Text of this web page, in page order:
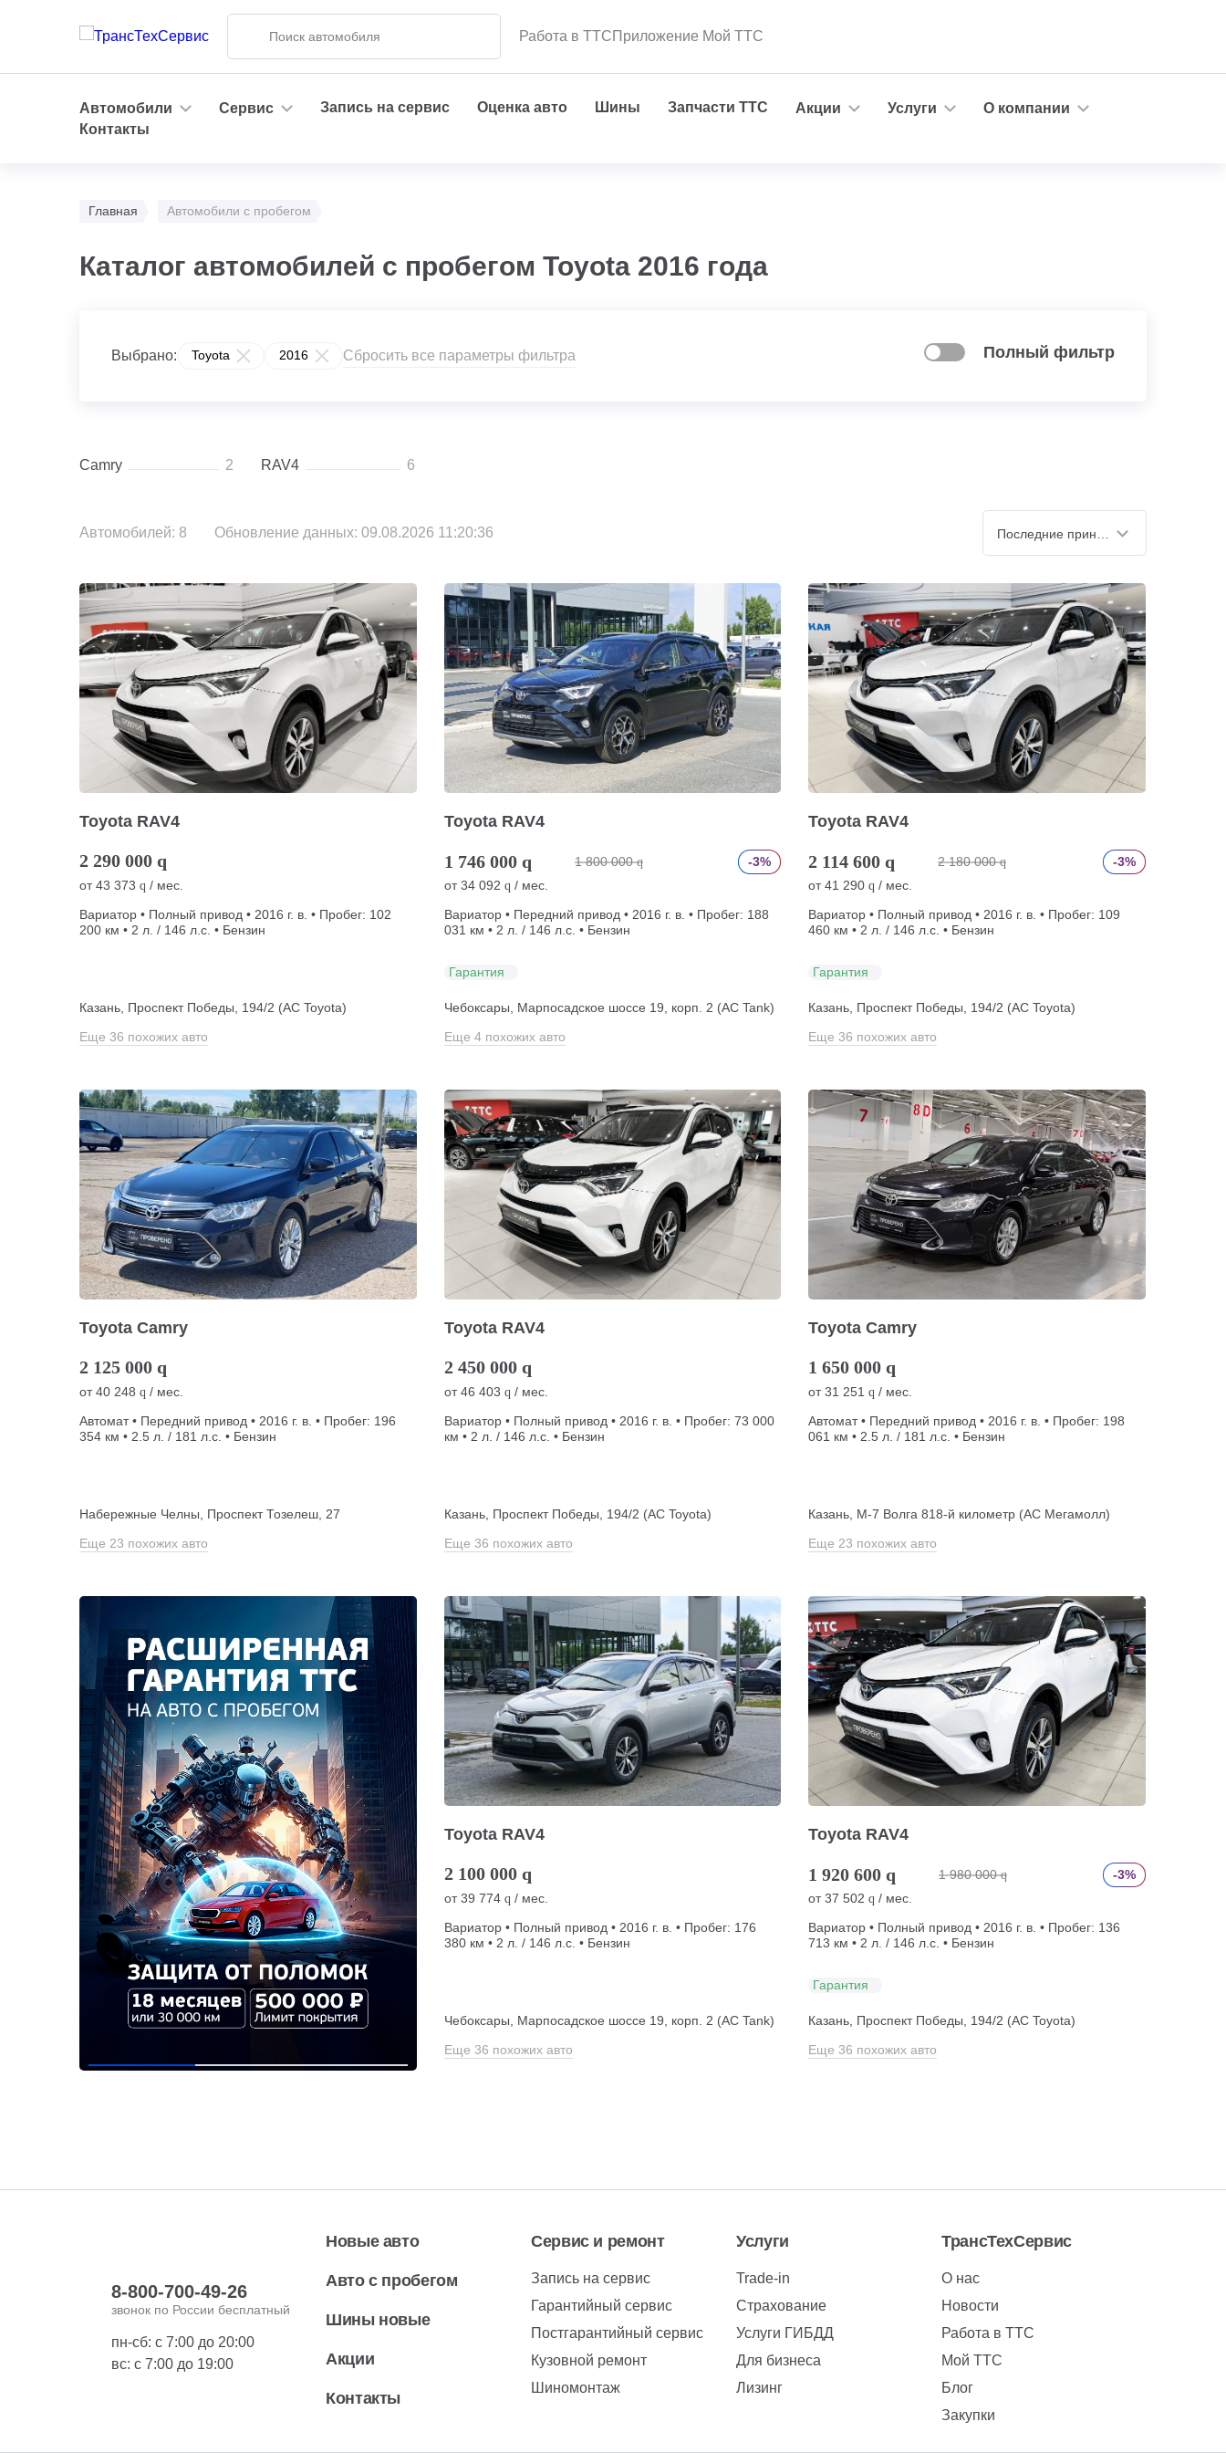
Работа в ТТСПриложение Мой ТТС
Автомобили Сервис Запись на сервис Оценка авто Шины Запчасти ТТС Акции Услуги
О компании
Контакты
Главная Автомобили с пробегом
Каталог автомобилей с пробегом Toyota 2016 года
Выбрано: Toyota 2016 Сбросить все параметры фильтра Полный фильтр
Camry 2 RAV4 6
Автомобилей: 8 Обновление данных: 09.08.2026 11:20:36
Toyota RAV4
2 290 000 q
от43 373 q / мес.
Вариатор • Полный привод • 2016 г. в. • Пробег: 102
200 км • 2 л. / 146 л.с. • Бензин
Казань, Проспект Победы, 194/2 (АС Toyota)
Еще 36 похожих авто
Toyota RAV4
1 746 000 q 1 800 000 q
-3%
от34 092 q / мес.
Вариатор • Передний привод • 2016 г. в. • Пробег: 188
031 км • 2 л. / 146 л.с. • Бензин
Гарантия
Чебоксары, Марпосадское шоссе 19, корп. 2 (АС Tank)
Еще 4 похожих авто
Toyota RAV4
2 114 600 q 2 180 000 q
-3%
от41 290 q / мес.
Вариатор • Полный привод • 2016 г. в. • Пробег: 109
460 км • 2 л. / 146 л.с. • Бензин
Гарантия
Казань, Проспект Победы, 194/2 (АС Toyota)
Еще 36 похожих авто
Toyota Camry
2 125 000 q
от40 248 q / мес.
Автомат • Передний привод • 2016 г. в. • Пробег: 196
354 км • 2.5 л. / 181 л.с. • Бензин
Набережные Челны, Проспект Тозелеш, 27
Еще 23 похожих авто
Toyota RAV4
2 450 000 q
от46 403 q / мес.
Вариатор • Полный привод • 2016 г. в. • Пробег: 73 000
км • 2 л. / 146 л.с. • Бензин
Казань, Проспект Победы, 194/2 (АС Toyota)
Еще 36 похожих авто
Toyota Camry
1 650 000 q
от31 251 q / мес.
Автомат • Передний привод • 2016 г. в. • Пробег: 198
061 км • 2.5 л. / 181 л.с. • Бензин
Казань, М-7 Волга 818-й километр (АС Мегамолл)
Еще 23 похожих авто
Toyota RAV4
2 100 000 q
от39 774 q / мес.
Вариатор • Полный привод • 2016 г. в. • Пробег: 176
380 км • 2 л. / 146 л.с. • Бензин
Чебоксары, Марпосадское шоссе 19, корп. 2 (АС Tank)
Еще 36 похожих авто
Toyota RAV4
1 920 600 q 1 980 000 q
-3%
от37 502 q / мес.
Вариатор • Полный привод • 2016 г. в. • Пробег: 136
713 км • 2 л. / 146 л.с. • Бензин
Гарантия
Казань, Проспект Победы, 194/2 (АС Toyota)
Еще 36 похожих авто
8-800-700-49-26
звонок по России бесплатный
пн-сб: с 7:00 до 20:00
вс: с 7:00 до 19:00
Новые авто
Авто с пробегом
Шины новые
Акции
Контакты
Сервис и ремонт
Запись на сервис
Гарантийный сервис
Постгарантийный сервис
Кузовной ремонт
Шиномонтаж
Услуги
Trade-in
Страхование
Услуги ГИБДД
Для бизнеса
Лизинг
ТрансТехСервис
О нас
Новости
Работа в ТТС
Мой ТТС
Блог
Закупки